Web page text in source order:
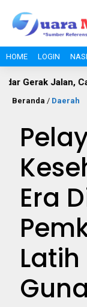
HOME LOGIN
Jalan, Camat
Beranda / Daerah
Era